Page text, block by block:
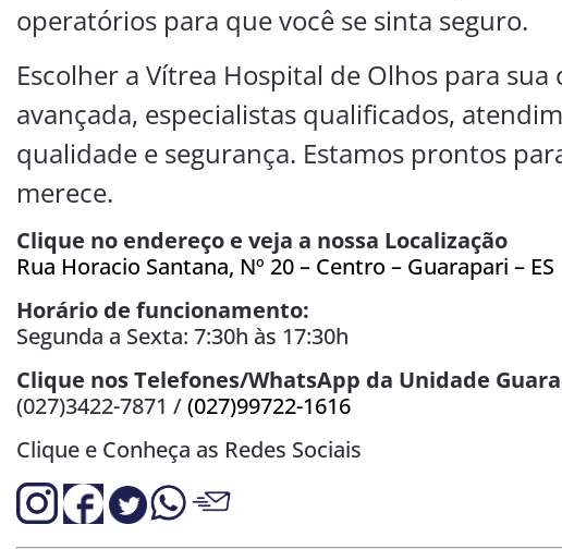
operatórios para que você se sinta seguro.
Escolher a Vítrea Hospital de Olhos para
avançada, especialistas qualificados,
qualidade e segurança. Estamos prontos
merece.
Clique no endereço e veja a nossa Localização
Rua Horacio Santana, Nº 20 – Centro – Guarapari – ES
Horário de funcionamento:
Segunda a Sexta: 7:30h às 17:30h
Clique nos Telefones/WhatsApp da Unidade
(027)3422-7871 /(027)99722-1616
Clique e Conheça as Redes Sociais